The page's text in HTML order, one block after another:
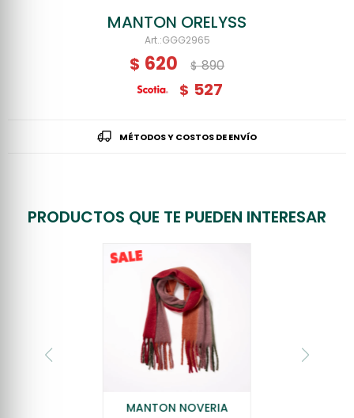
MANTON ORELYSS
GGG2965
$ 620 $ 890
$ 527
MÉTODOS Y COSTOS DE ENVÍO
PRODUCTOS QUE TE PUEDEN INTERESAR
MANTON NOVERIA